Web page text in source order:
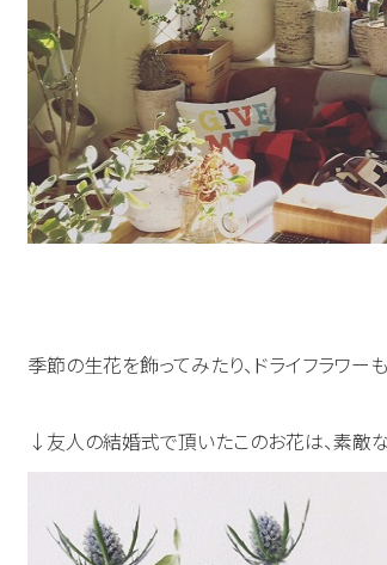
季節の生花を飾ってみたり、ドライフラワー
↓友人の結婚式で頂いたこのお花は、素敵な